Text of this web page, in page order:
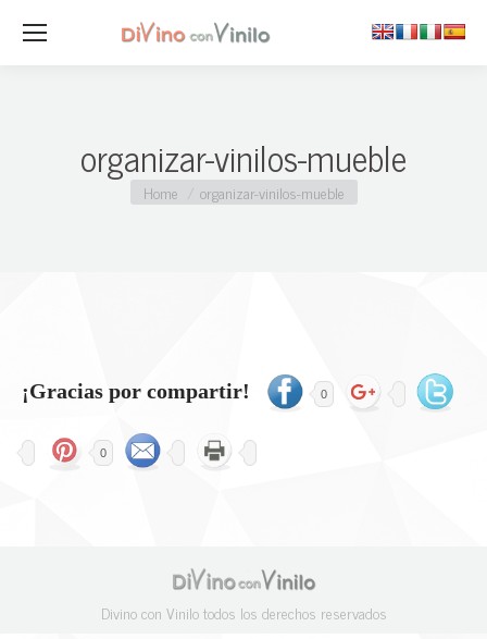
organizar-vinilos-mueble
You are here:
Home organizar-vinilos-mueble
¡Gracias por compartir! 0
0
Divino con Vinilo todos los derechos reservados